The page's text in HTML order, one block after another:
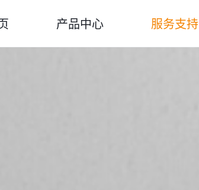
产品中心 服务支持